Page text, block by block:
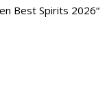
Best Spirits 2026“